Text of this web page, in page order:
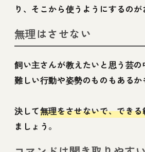
り、そこから使うようにするのが
無理はさせない
飼い主さんが教えたいと思う芸
難しい行動や姿勢のものもあるか
決して無理をさせないで、でき
ましょう。